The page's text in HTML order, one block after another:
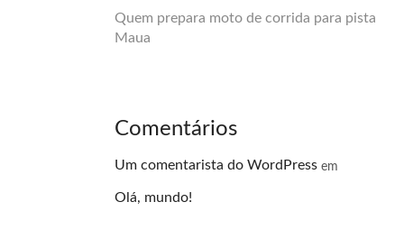
Quem prepara moto de corrida para pista
Maua
Comentários
Um comentarista do WordPress em
Olá, mundo!